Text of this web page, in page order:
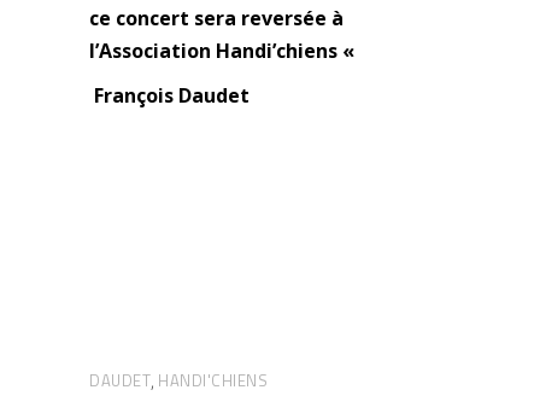
ce concert sera reversée à
l’Association Handi’chiens «
François Daudet
DAUDET, HANDI'CHIENS